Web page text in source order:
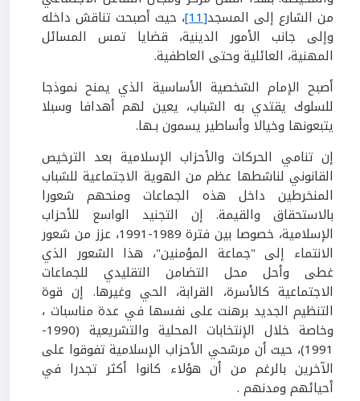
من الشارع إلى المسجد[11]
، حيث أصبحت تناقش داخله
وإلى جانب الأمور الدينية، قضايا تمس المسائل
المهنية، العائلية وحتى العاطفية.
أصبح الإمام الشخصية الأساسية الذي يمنح نموذجا
للسلوك يقتدي به الشباب، يعين لهم أهدافا وسبلا
يتبعونها وخيالا وأساطير يسمون بـها.
إن تنامي الحركات والأحزاب الإسلامية بعد الترخيص
القانوني لناشطها عظم من الهوية الاجتماعية للشباب
المنخرطين داخل هذه الجماعات ومنحهم شعورا
بالاستحقاق والقيمة. إن التجنيد الواسع للأحزاب
الإسلامية، خصوصا بين فترة 1989-1991، عزز من شعور
الانتماء إلى "جماعة المؤمنين"، هذا الشعور الذي
غطى وأحل محل التضامن التقليدي للجماعات
الاجتماعية كالأسرة، القرابة، الحي وغيرها. إن قوة
التنظيم الجديد برهنت على نفسها في عدة مناسبات ،
وخاصة خلال الإنتخابات المحلية والتشريعية (1990-
1991)، حيث أن مرشحي الأحزاب الإسلامية تفوقوا على
الآخرين بالرغم من أن هؤلاء كانوا أكثر تجدرا في
أحيائهم ومدنهم .